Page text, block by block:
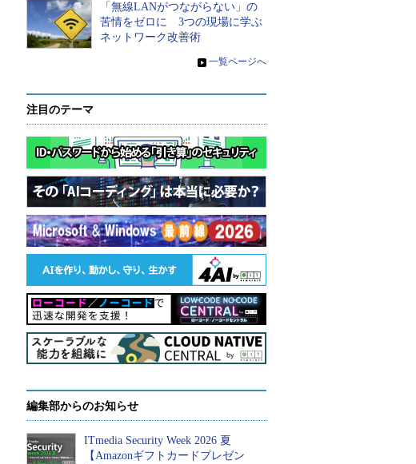
「無線LANがつながらない」の
苦情をゼロに 3つの現場に学ぶ
ネットワーク改善術
» 一覧ページへ
注目のテーマ
編集部からのお知らせ
ITmedia Security Week 2026 夏
【Amazonギフトカードプレゼン